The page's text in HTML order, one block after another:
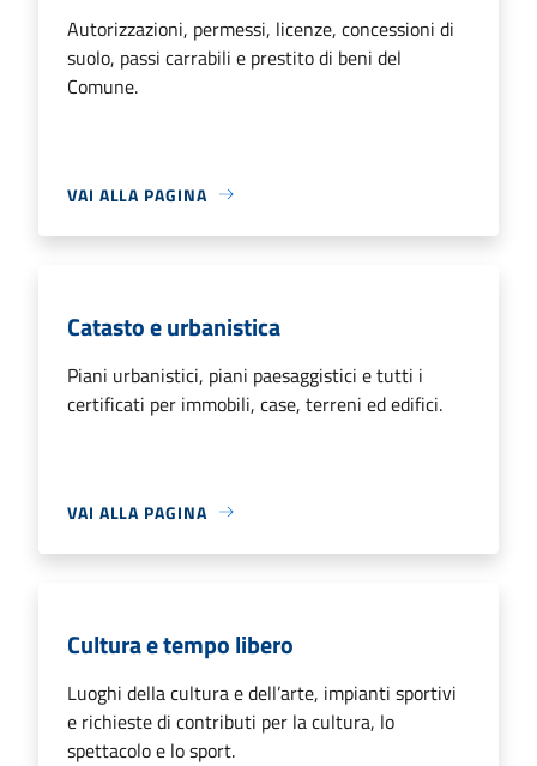
Autorizzazioni, permessi, licenze, concessioni di
suolo, passi carrabili e prestito di beni del
Comune.
VAI ALLA PAGINA
Catasto e urbanistica
Piani urbanistici, piani paesaggistici e tutti i
certificati per immobili, case, terreni ed edifici.
VAI ALLA PAGINA
Cultura e tempo libero
Luoghi della cultura e dell’arte, impianti sportivi
e richieste di contributi per la cultura, lo
spettacolo e lo sport.